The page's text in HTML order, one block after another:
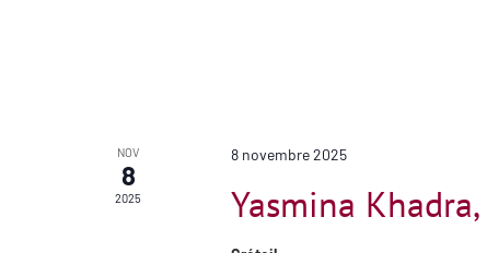
NOV
8
2025
8 novembre 2025
Yasmina